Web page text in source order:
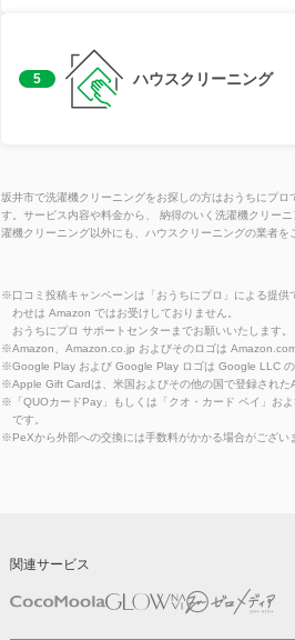
5 ハウスクリーニング
坂井市で洗濯機クリーニングをお探しの方はおうちにプ
す。サービス内容や料金から、 納得のいく洗濯機クリー
濯機クリーニング以外にも、ハウスクリーニングの業者を
※口コミ投稿キャンペーンは「おうちにプロ」による提供
わせは Amazon ではお受けしておりません。
おうちにプロ サポートセンターまでお願いいたします。
※Amazon、Amazon.co.jp およびそのロゴは
※Google Play および Google Play ロゴは Google LLC の
※Apple Gift Cardは、米国およびその他の国で登録された
※「QUOカードPay」もしくは「クオ・カード ペイ」お
です。
※PeXから外部への交換には手数料がかかる場合がござい
関連サービス